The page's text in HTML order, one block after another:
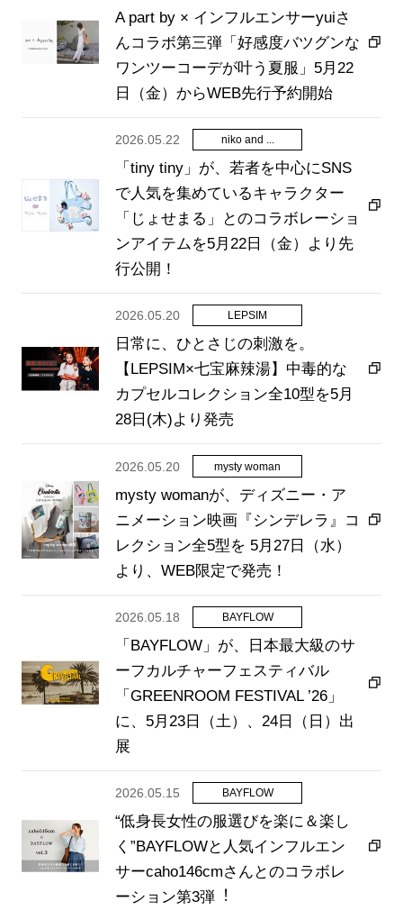
A part by × インフルエンサーyuiさ
んコラボ第三弾「好感度バツグンな
ワンツーコーデが叶う夏服」5月22
日（金）からWEB先行予約開始
「tiny tiny」が、若者を中心にSNS
で人気を集めているキャラクター
「じょせまる」とのコラボレーショ
ンアイテムを5月22日（金）より先
行公開！
2026.05.22 niko and ...
日常に、ひとさじの刺激を。
【LEPSIM×七宝麻辣湯】中毒的な
カプセルコレクション全10型を5月
28日(木)より発売
2026.05.20 LEPSIM
mysty womanが、ディズニー・ア
ニメーション映画『シンデレラ』コ
レクション全5型を 5月27日（水）
より、WEB限定で発売！
2026.05.20 mysty woman
「BAYFLOW」が、日本最大級のサ
ーフカルチャーフェスティバル
「GREENROOM FESTIVAL ’26」
に、5月23日（土）、24日（日）出
展
2026.05.18 BAYFLOW
“低⾝⻑⼥性の服選びを楽に＆楽し
く”BAYFLOWと⼈気インフルエン
サーcaho146cmさんとのコラボレ
ーション第3弾︕
2026.05.15 BAYFLOW